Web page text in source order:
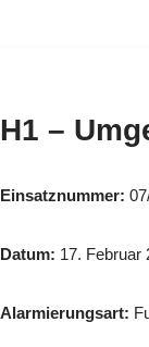
H1 –
Einsatznummer:
Datum: 17. Februar
Alarmierungsart: